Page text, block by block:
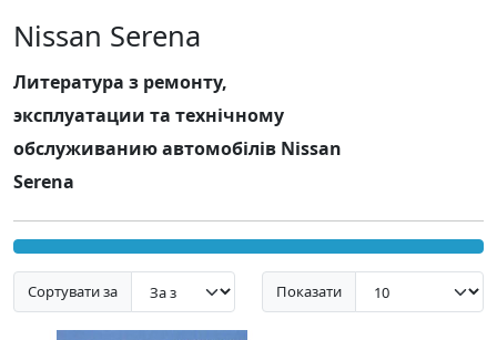
Nissan Serena
Литература з ремонту,
эксплуатации та технічному
обслуживанию автомобілів Nissan
Serena
Сортувати за Показати